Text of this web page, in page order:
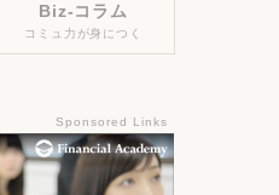
Biz-コラム
コミュ力が身につく
Sponsored Links